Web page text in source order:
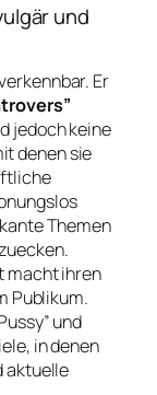
und
Er
jedoch keine
denen sie
Themen
macht ihren
Publikum.
und
in denen
aktuelle